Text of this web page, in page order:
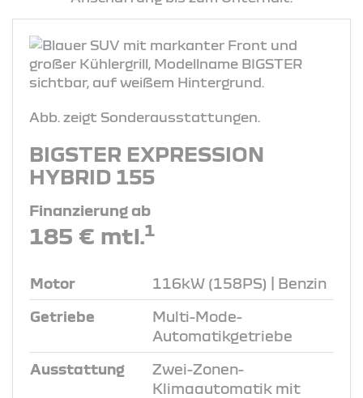
Abb. zeigt Sonderausstattungen.
BIGSTER EXPRESSION
HYBRID 155
Finanzierung ab
185 € mtl.1
Motor 116kW (158PS) | Benzin
Getriebe
Multi-Mode-
Automatikgetriebe
Ausstattung
Zwei-Zonen-
Klimaautomatik mit